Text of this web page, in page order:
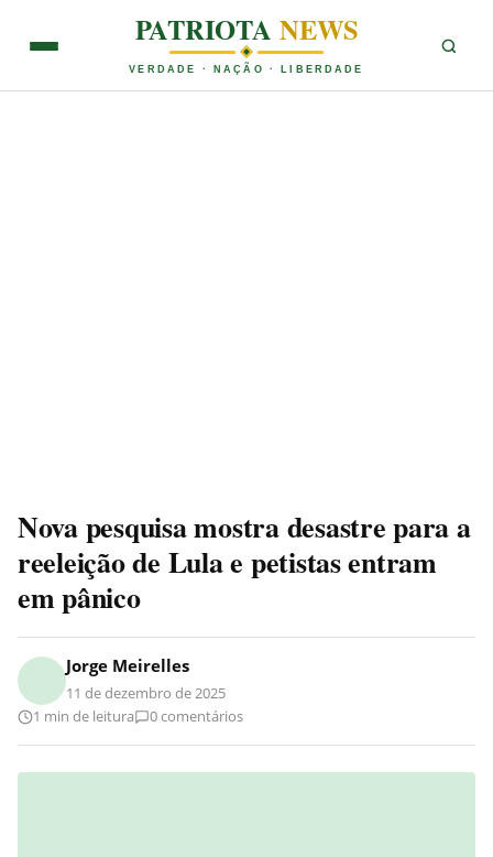
PATRIOTANEWS
VERDADE · NAÇÃO · LIBERDADE
Nova pesquisa mostra desastre para a
reeleição de Lula e petistas entram
em pânico
Jorge Meirelles
11 de dezembro de 2025
1 min de leitura
0 comentários